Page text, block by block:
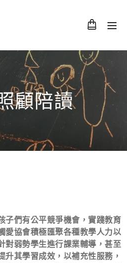
顧陪讀
子們有公平競爭機會，實踐教育
愛協會積極匯聚各種教學人力以
對弱勢學生進行課業輔導，甚至
升其學習成效，以補充性服務，